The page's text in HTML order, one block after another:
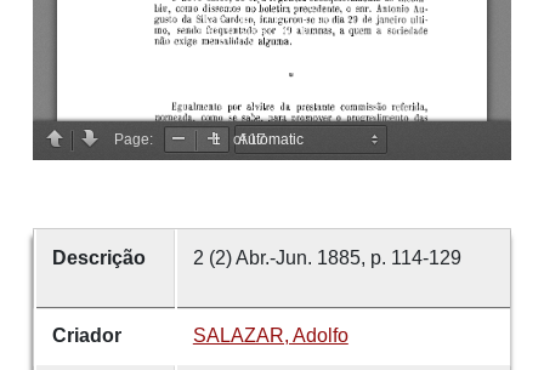
Descrição 2 (2) Abr.-Jun. 1885, p. 114-129
Criador SALAZAR, Adolfo